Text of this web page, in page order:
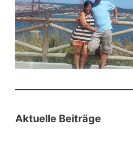
Aktuelle Beiträge